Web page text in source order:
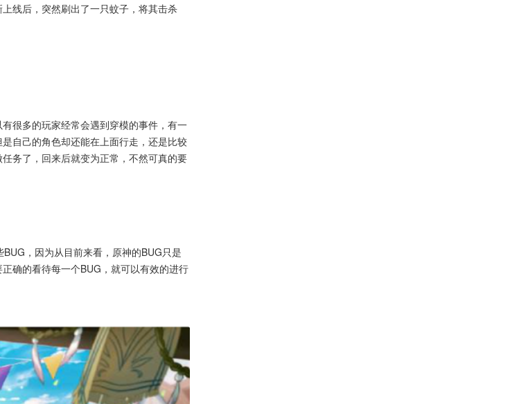
线后，突然刷出了一只蚊子，将其击杀
很多的玩家经常会遇到穿模的事件，有一
自己的角色却还能在上面行走，还是比较
务了，回来后就变为正常，不然可真的要
，因为从目前来看，原神的BUG只是
确的看待每一个BUG，就可以有效的进行